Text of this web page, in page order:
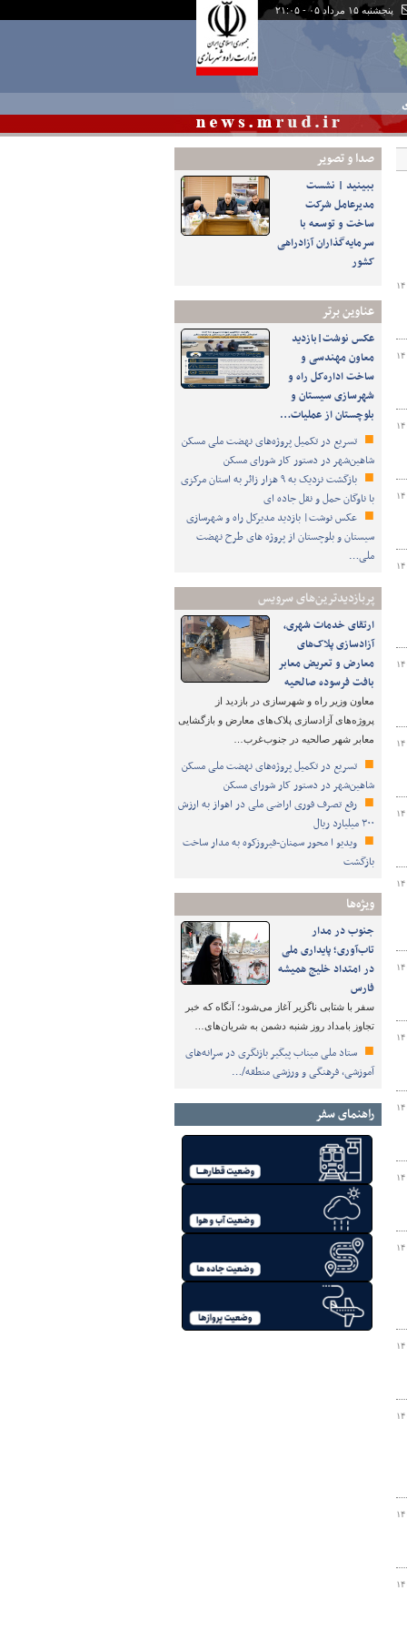
پنجشنبه ۱۵ مرداد ۰۵ - ۲۱:۰۵
صدا و تصوير
ببینید | نشست
مدیرعامل شرکت
ساخت و توسعه با
سرمایه‌گذاران آزادراهی
کشور
عناوین برتر
عکس نوشت|بازدید
معاون مهندسی و
ساخت اداره‌کل راه و
شهرسازی سیستان و
بلوچستان از عملیات…
تسریع در تکمیل پروژه‌های نهضت ملی مسکن
شاهین‌شهر در دستور کار شورای مسکن
بازگشت نزدیک به ۹ هزار زائر به استان مرکزی
با ناوگان حمل و نقل جاده ای
عکس نوشت| بازدید مدیرکل راه و شهرسازی
سیستان و بلوچستان از پروژه های طرح نهضت
ملی…
پربازدیدترین‌های سرویس
ارتقای خدمات شهری،
آزادسازی پلاک‌های
معارض و تعریض معابر
بافت فرسوده صالحیه
معاون وزیر راه و شهرسازی در بازدید از
پروژه‌های آزادسازی پلاک‌های معارض و بازگشایی
معابر شهر صالحیه در جنوب‌غرب…
تسریع در تکمیل پروژه‌های نهضت ملی مسکن
شاهین‌شهر در دستور کار شورای مسکن
رفع تصرف فوری اراضی ملی در اهواز به ارزش
۳۰۰ میلیارد ریال
ویدیو ا محور سمنان-فیروزکوه به مدار ساخت
بازگشت
ویژه‌ها
جنوب در مدار
تاب‌آوری؛ پایداری ملی
در امتداد خلیج همیشه
فارس
سفر با شتابی ناگزیر آغاز می‌شود؛ آنگاه که خبر
تجاوز بامداد روز شنبه دشمن به شریان‌های…
ستاد ملی میناب پیگیر بازنگری در سرانه‌های
آموزشی، فرهنگی و ورزشی منطقه/…
راهنمای سفر